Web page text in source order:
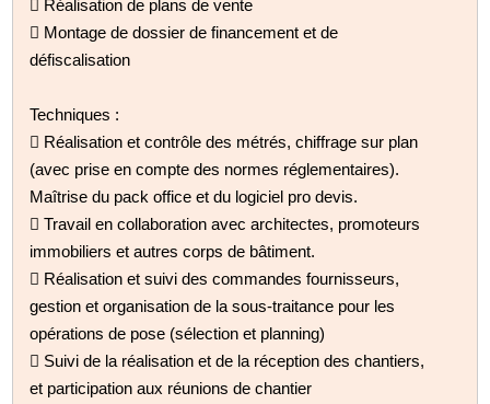
 Réalisation de plans de vente
 Montage de dossier de financement et de
défiscalisation
Techniques :
 Réalisation et contrôle des métrés, chiffrage sur plan
(avec prise en compte des normes réglementaires).
Maîtrise du pack office et du logiciel pro devis.
 Travail en collaboration avec architectes, promoteurs
immobiliers et autres corps de bâtiment.
 Réalisation et suivi des commandes fournisseurs,
gestion et organisation de la sous-traitance pour les
opérations de pose (sélection et planning)
 Suivi de la réalisation et de la réception des chantiers,
et participation aux réunions de chantier